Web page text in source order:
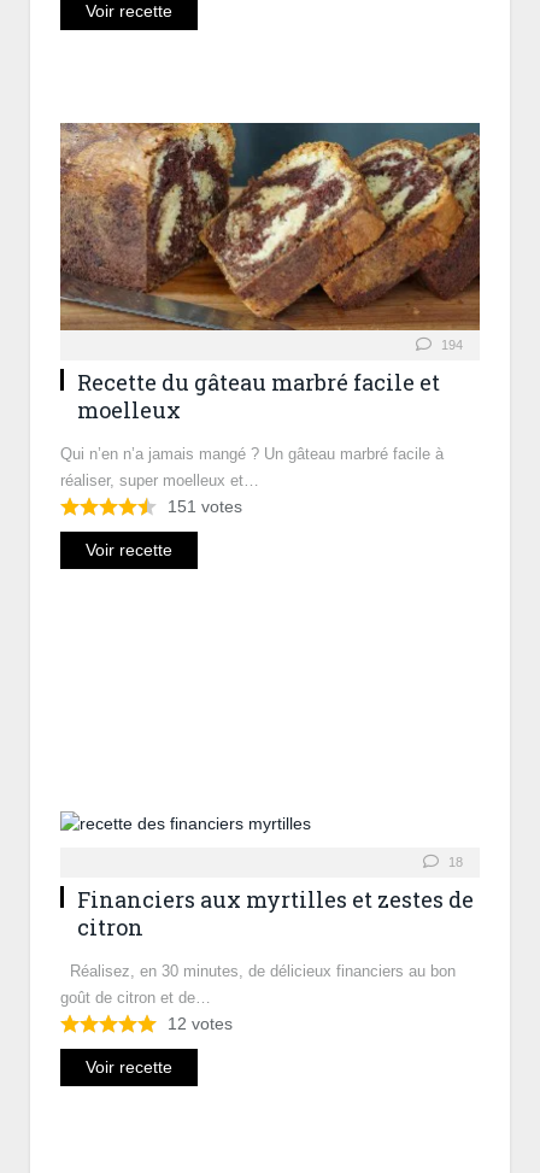
Voir recette
194
Recette du gâteau marbré facile et
moelleux
Qui n’en n’a jamais mangé ? Un gâteau marbré facile à
réaliser, super moelleux et…
151 votes
Voir recette
18
Financiers aux myrtilles et zestes de
citron
Réalisez, en 30 minutes, de délicieux financiers au bon
goût de citron et de…
12 votes
Voir recette